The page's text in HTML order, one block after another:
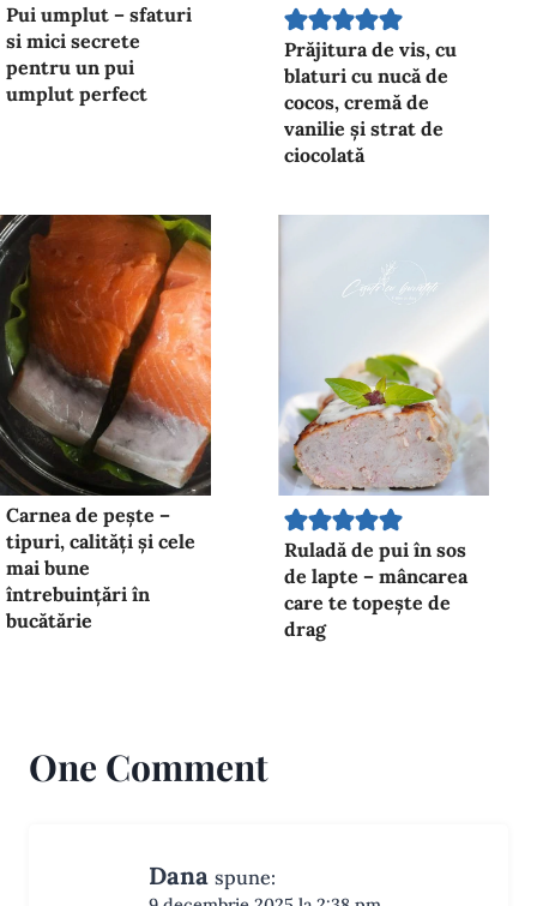
Pui umplut – sfaturi
si mici secrete
pentru un pui
umplut perfect
Prăjitura de vis, cu
blaturi cu nucă de
cocos, cremă de
vanilie și strat de
ciocolată
Carnea de pește –
tipuri, calități și cele
mai bune
întrebuințări în
bucătărie
Ruladă de pui în sos
de lapte – mâncarea
care te topește de
drag
One Comment
Dana spune: